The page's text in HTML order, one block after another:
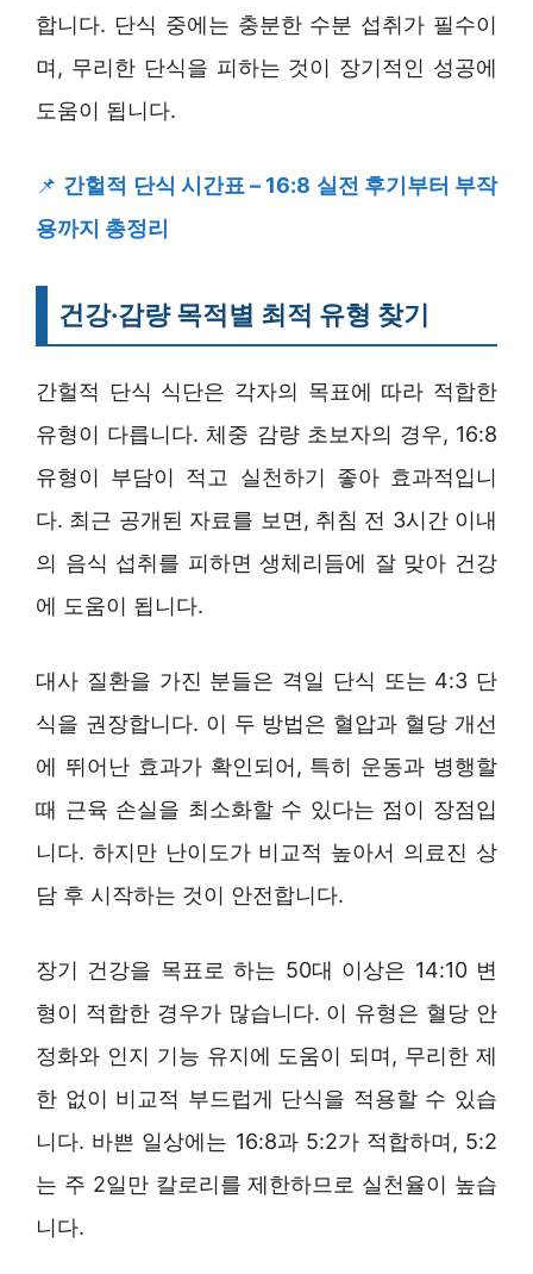
합니다. 단식 중에는 충분한 수분 섭취가 필수이
며, 무리한 단식을 피하는 것이 장기적인 성공에
도움이 됩니다.
📌 간헐적 단식 시간표 – 16:8 실전 후기부터 부작
용까지 총정리
건강·감량 목적별 최적 유형 찾기
간헐적 단식 식단은 각자의 목표에 따라 적합한
유형이 다릅니다. 체중 감량 초보자의 경우, 16:8
유형이 부담이 적고 실천하기 좋아 효과적입니
다. 최근 공개된 자료를 보면, 취침 전 3시간 이내
의 음식 섭취를 피하면 생체리듬에 잘 맞아 건강
에 도움이 됩니다.
대사 질환을 가진 분들은 격일 단식 또는 4:3 단
식을 권장합니다. 이 두 방법은 혈압과 혈당 개선
에 뛰어난 효과가 확인되어, 특히 운동과 병행할
때 근육 손실을 최소화할 수 있다는 점이 장점입
니다. 하지만 난이도가 비교적 높아서 의료진 상
담 후 시작하는 것이 안전합니다.
장기 건강을 목표로 하는 50대 이상은 14:10 변
형이 적합한 경우가 많습니다. 이 유형은 혈당 안
정화와 인지 기능 유지에 도움이 되며, 무리한 제
한 없이 비교적 부드럽게 단식을 적용할 수 있습
니다. 바쁜 일상에는 16:8과 5:2가 적합하며, 5:2
는 주 2일만 칼로리를 제한하므로 실천율이 높습
니다.